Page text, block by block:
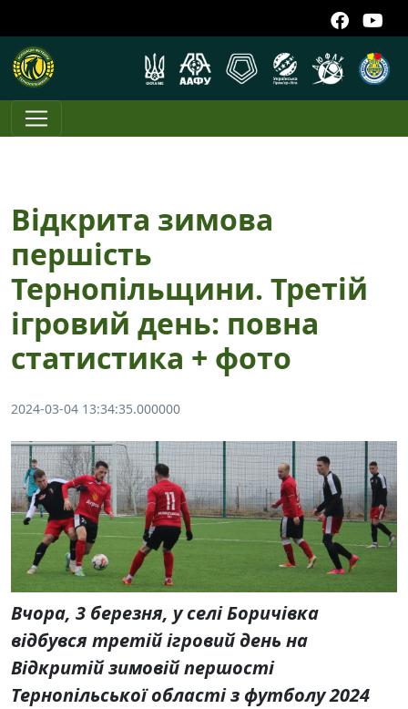
Відкрита зимова
першість
Тернопільщини. Третій
ігровий день: повна
статистика + фото
2024-03-04 13:34:35.000000
Вчора, 3 березня, у селі Боричівка
відбувся третій ігровий день на
Відкритій зимовій першості
Тернопільської області з футболу 2024